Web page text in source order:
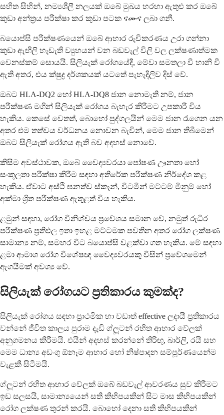
සහිත සිහින්, නම්‍යශීලී නලයක් ඔබේ මුඛය හරහා ඇතුළු කර ඔබේ
කුඩා අන්ත්‍රය පරීක්ෂා කර කුඩා පටක ናሙና ලබා ගනී.
බයොප්සි පරීක්ෂණයෙන් ඔබේ ආහාර රුචිකරණය උරා ගන්නා
කුඩා ඇඟිලි හැඩැති ව්‍යුහයන් වන බඩවැල් විලි වල ලක්ෂණාත්මක
වෙනස්කම් සොයයි. සිලියැක් රෝගයේදී, මේවා සමතලා වී හානි වී
ඇති අතර, එය ක්ෂුද්‍ර දර්ශකයක් යටතේ පැහැදිලිව දිස් වේ.
ඔබට HLA-DQ2 හෝ HLA-DQ8 ජාන නොමැති නම්, ජාන
පරීක්ෂණ මගින් සිලියැක් රෝගය බැහැර කිරීමට උපකාරී විය
හැකිය. කෙසේ වෙතත්, බොහෝ පුද්ගලයින් මෙම ජාන රැගෙන යන
අතර එම තත්වය වර්ධනය නොවන බැවින්, මෙම ජාන තිබීමෙන්
ඔබට සිලියැක් රෝගය ඇති බව අදහස් නොවේ.
කිසිම අවස්ථාවක, ඔබේ වෛද්‍යවරයා පෝෂණ ඌනතා හෝ
සංකූලතා පරීක්ෂා කිරීම සඳහා අතිරේක පරීක්ෂණ නිර්දේශ කළ
හැකිය. ඒවාට අස්ථි ඝනත්ව ස්කෑන්, විටමින් මට්ටම් මිනුම් හෝ
අක්මා ශ්‍රිත පරීක්ෂණ ඇතුළත් විය හැකිය.
ළමුන් සඳහා, රෝග විනිශ්චය ප්‍රවේශය සමාන වේ, නමුත් රුධිර
පරීක්ෂණ ප්‍රතිඵල ඉතා ඉහළ මට්ටමක පවතින අතර රෝග ලක්ෂණ
සාමාන්‍ය නම්, සමහර විට බයොප්සි වළක්වා ගත හැකිය. මේ සඳහා
ළමා ආමාශ රෝග විශේෂඥ වෛද්‍යවරයකු විසින් ප්‍රවේශමෙන්
ඇගයීමක් අවශ්‍ය වේ.
සිලියැක් රෝගයට ප්‍රතිකාරය කුමක්ද?
සිලියැක් රෝගය සඳහා ප්‍රාථමික හා වඩාත් effective ලදායී ප්‍රතිකාරය
වන්නේ ජීවිත කාලය පුරාම දැඩි ග්ලූටන් රහිත ආහාර වේලක්
අනුගමනය කිරීමයි. එයින් අදහස් කරන්නේ තිරිඟු, බාර්ලි, රයි සහ
මෙම ධාන්‍ය අඩංගු ඕනෑම ආහාර හෝ නිෂ්පාදන සම්පූර්ණයෙන්ම
වැළකී සිටීමයි.
ග්ලූටන් රහිත ආහාර වේලක් ඔබේ බඩවැල් ආවරණය සුව කිරීමට
ඉඩ සලසයි, සාමාන්‍යයෙන් සති කිහිපයකින් සිට මාස කිහිපයකින්
රෝග ලක්ෂණ තුරන් කරයි. බොහෝ දෙනා සති කිහිපයකින්